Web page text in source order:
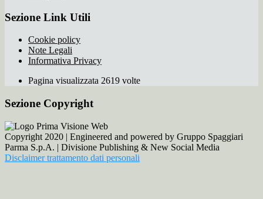
Sezione Link Utili
Cookie policy
Note Legali
Informativa Privacy
Pagina visualizzata 2619 volte
Sezione Copyright
Copyright 2020 | Engineered and powered by Gruppo Spaggiari
Parma S.p.A. | Divisione Publishing & New Social Media
Disclaimer trattamento dati personali